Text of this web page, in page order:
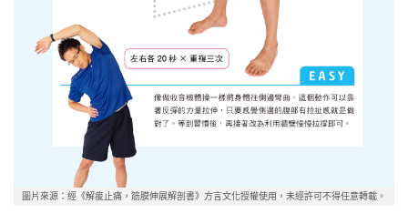
圖片來源：經《解痠止痛，筋膜伸展解剖書》方言文化授權使用，未經許可不得任意轉載。